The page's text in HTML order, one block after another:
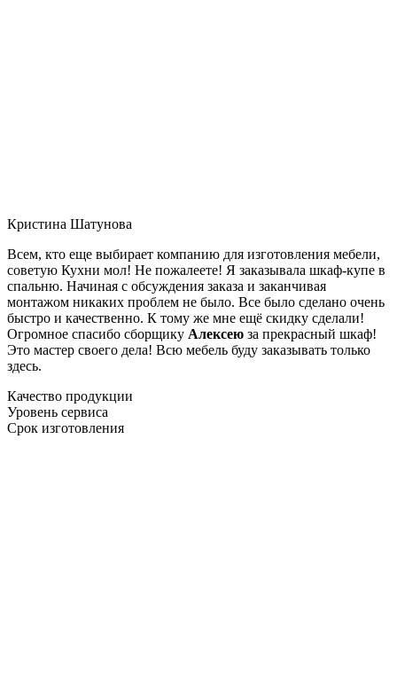
Кристина Шатунова
Всем, кто еще выбирает компанию для изготовления мебели,
советую Кухни мол! Не пожалеете! Я заказывала шкаф-купе в
спальню. Начиная с обсуждения заказа и заканчивая
монтажом никаких проблем не было. Все было сделано очень
быстро и качественно. К тому же мне ещё скидку сделали!
Огромное спасибо сборщику Алексею за прекрасный шкаф!
Это мастер своего дела! Всю мебель буду заказывать только
здесь.
Качество продукции
Уровень сервиса
Срок изготовления